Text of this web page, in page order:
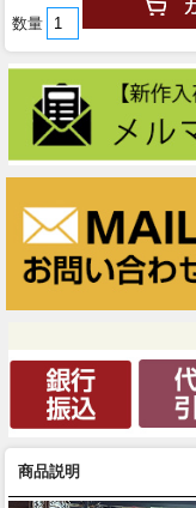
数量
商品説明